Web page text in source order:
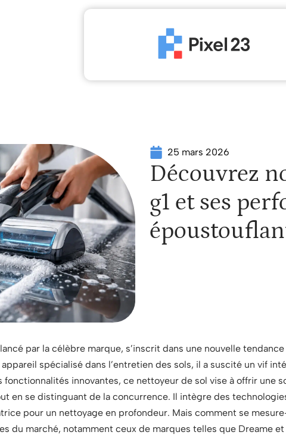
25 mars 2026
Découvrez
g1 et ses
par la célèbre marque, s’inscrit dans une nouvelle
spécialisé dans l’entretien des sols, il a suscité un vif
innovantes, ce nettoyeur de sol vise à offrir une
en se distinguant de la concurrence. Il intègre des
pour un nettoyage en profondeur. Mais comment se
du marché, notamment ceux de marques telles que Dreame